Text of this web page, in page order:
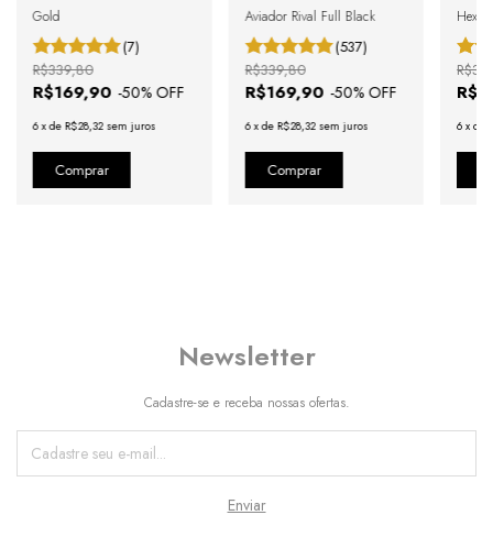
Gold
(7)
R$169,90 -50% OFF
R$339,80
6 xde R$28,32 sem juros
Aviador Rival Full Black
(537)
R$169,90 -50% OFF
R$339,80
6 xde R$28,32 sem juros 6 x de
Newsletter
Cadastre-se e receba nossas ofertas.